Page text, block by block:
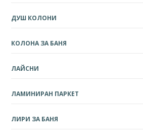
ДУШ КОЛОНИ
КОЛОНА ЗА БАНЯ
ЛАЙСНИ
ЛАМИНИРАН ПАРКЕТ
ЛИРИ ЗА БАНЯ